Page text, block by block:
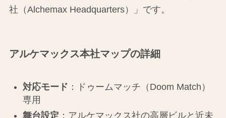
社（Alchemax Headquarters）」です。
アルケマックス本社マップの詳細
対応モード ：ドゥームマッチ（Doom Match）
専用
舞台設定 ：アルケマックス社の高層ビルと近未